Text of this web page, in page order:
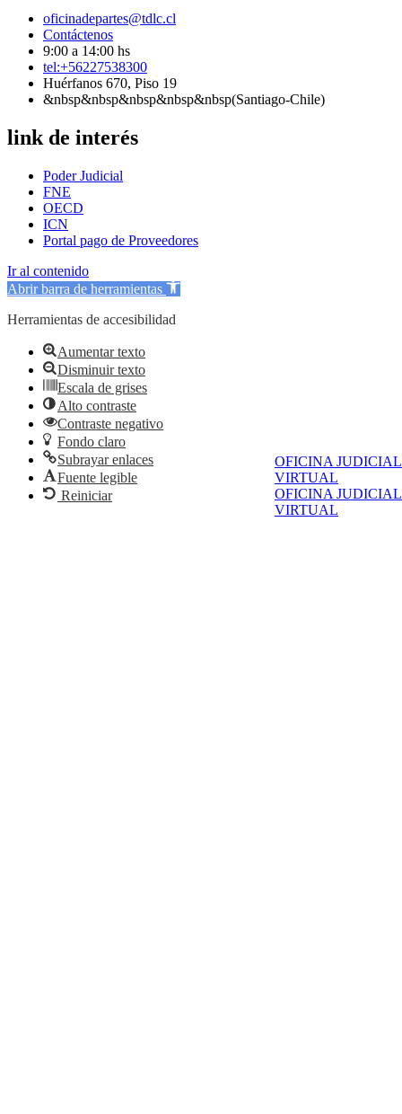
OFICINA JUDICIAL
VIRTUAL
OFICINA JUDICIAL
VIRTUAL
oficinadepartes@tdlc.cl
Contáctenos
9:00 a 14:00 hs
tel:+56227538300
Huérfanos 670, Piso 19
&nbsp&nbsp&nbsp&nbsp&nbsp(Santiago-Chile)
link de interés
Poder Judicial
FNE
OECD
ICN
Portal pago de Proveedores
Ir al contenido
Abrir barra de herramientas
Herramientas de accesibilidad
Aumentar texto
Disminuir texto
Escala de grises
Alto contraste
Contraste negativo
Fondo claro
Subrayar enlaces
Fuente legible
Reiniciar